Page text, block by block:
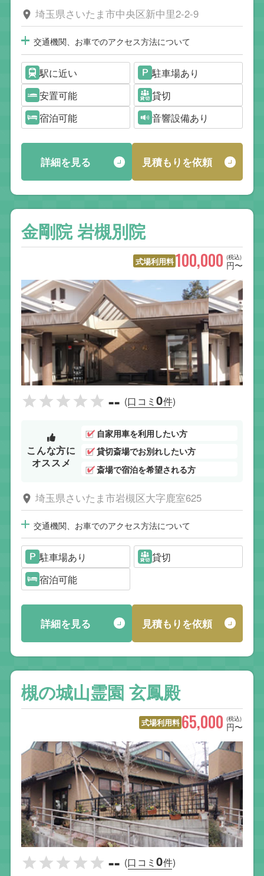
埼玉県さいたま市中央区新中里2-2-9
交通機関、お車でのアクセス方法について
駅に近い
駐車場あり
安置可能
貸切
宿泊可能
音響設備あり
詳細を見る 見積もりを依頼
金剛院 岩槻別院
式場利用料 (税込)
100,000 円〜
-- (口コミ0件)
こんな方に
オススメ
自家用車を利用したい方
貸切斎場でお別れしたい方
斎場で宿泊を希望される方
埼玉県さいたま市岩槻区大字鹿室625
交通機関、お車でのアクセス方法について
駐車場あり
貸切
宿泊可能
詳細を見る 見積もりを依頼
槻の城山霊園 玄鳳殿
式場利用料 (税込)
65,000 円〜
-- (口コミ0件)